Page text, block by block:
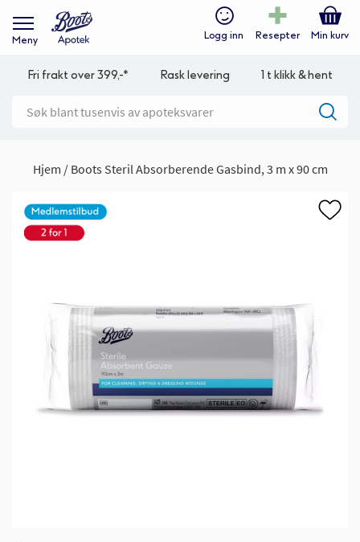
Meny Logg inn Resepter Min kurv
Fri frakt over 399,-* Rask levering 1 t klikk & hent
Hjem Boots Steril Absorberende Gasbind, 3 m x 90 cm
slutten